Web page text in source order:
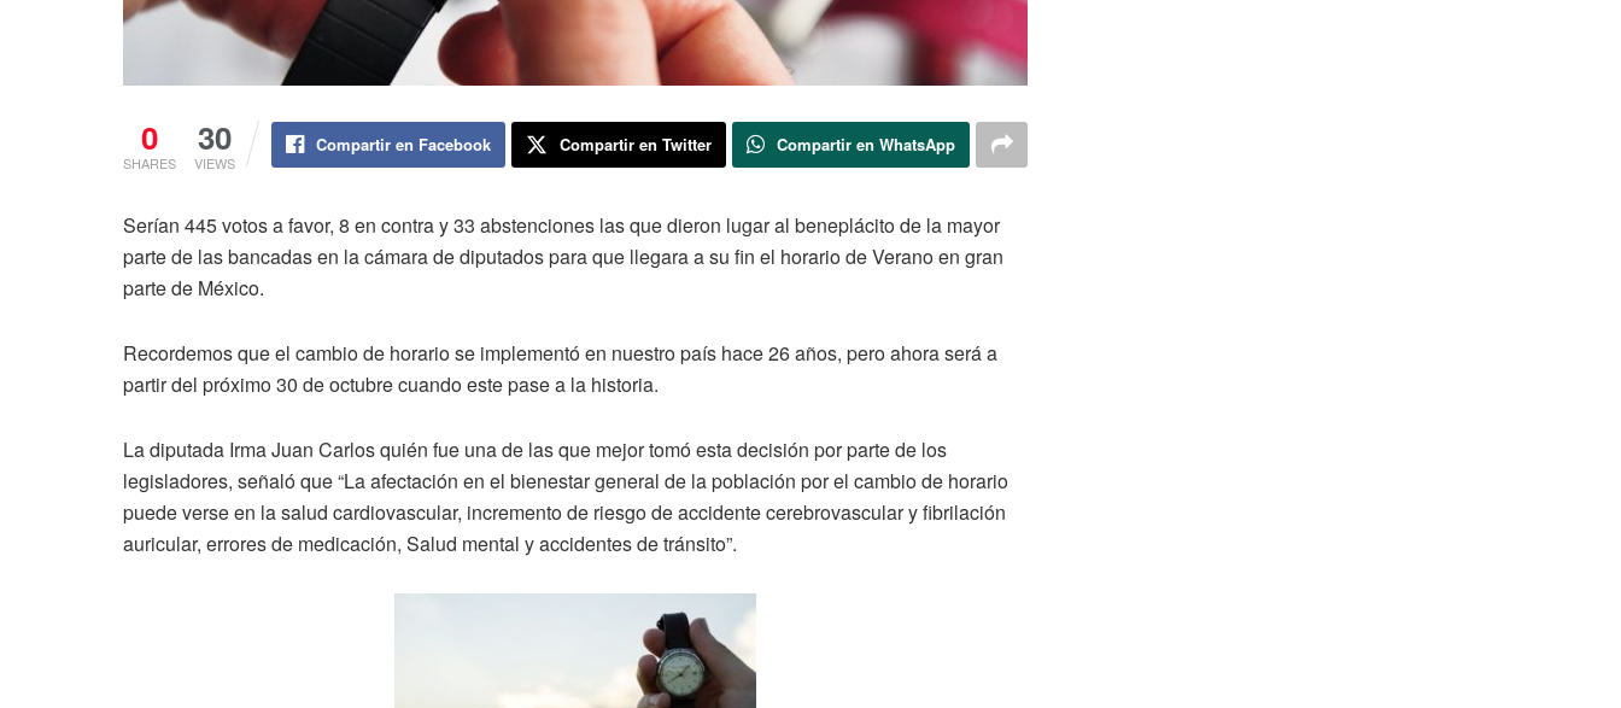
0
SHARES
30
VIEWS
Compartir en Facebook Compartir en Twitter Compartir en WhatsApp
Serían 445 votos a favor, 8 en contra y 33 abstenciones las que dieron lugar al beneplácito de la mayor
parte de las bancadas en la cámara de diputados para que llegara a su fin el horario de Verano en gran
parte de México.
Recordemos que el cambio de horario se implementó en nuestro país hace 26 años, pero ahora será a
partir del próximo 30 de octubre cuando este pase a la historia.
La diputada Irma Juan Carlos quién fue una de las que mejor tomó esta decisión por parte de los
legisladores, señaló que “La afectación en el bienestar general de la población por el cambio de horario
puede verse en la salud cardiovascular, incremento de riesgo de accidente cerebrovascular y fibrilación
auricular, errores de medicación, Salud mental y accidentes de tránsito”.